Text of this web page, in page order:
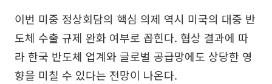
이번 미중 정상회담의 핵심 의제 역시 미국의 대중 반
도체 수출 규제 완화 여부로 꼽힌다. 협상 결과에 따
라 한국 반도체 업계와 글로벌 공급망에도 상당한 영
향을 미칠 수 있다는 전망이 나온다.